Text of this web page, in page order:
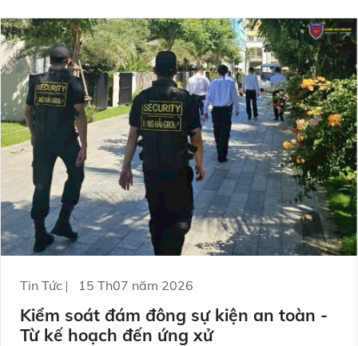
rõ cách tổ chức, nhận diện điểm rủi ro và tối ưu biện
pháp quản trị để giảm thiểu sự cố.
Tin Tức 15 Th07 năm 2026
Kiểm soát đám đông sự kiện an toàn -
Từ kế hoạch đến ứng xử